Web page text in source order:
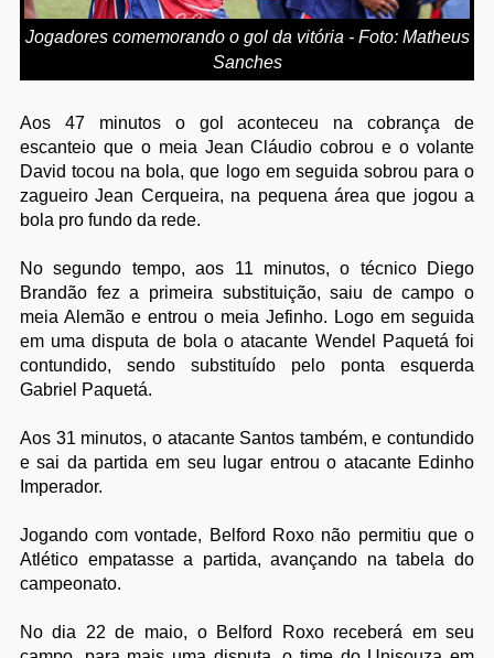
Jogadores comemorando o gol da vitória - Foto: Matheus
Sanches
Aos 47 minutos o gol aconteceu na cobrança de
escanteio que o meia Jean Cláudio cobrou e o volante
David tocou na bola, que logo em seguida sobrou para o
zagueiro Jean Cerqueira, na pequena área que jogou a
bola pro fundo da rede.
No segundo tempo, aos 11 minutos, o técnico Diego
Brandão fez a primeira substituição, saiu de campo o
meia Alemão e entrou o meia Jefinho. Logo em seguida
em uma disputa de bola o atacante Wendel Paquetá foi
contundido, sendo substituído pelo ponta esquerda
Gabriel Paquetá.
Aos 31 minutos, o atacante Santos também, e contundido
e sai da partida em seu lugar entrou o atacante Edinho
Imperador.
Jogando com vontade, Belford Roxo não permitiu que o
Atlético empatasse a partida, avançando na tabela do
campeonato.
No dia 22 de maio, o Belford Roxo receberá em seu